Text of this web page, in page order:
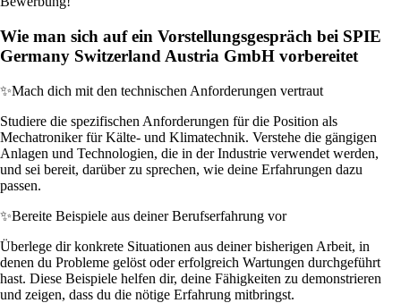
Wie man sich auf ein Vorstellungsgespräch bei SPIE
Germany Switzerland Austria GmbH vorbereitet
✨Mach dich mit den technischen Anforderungen vertraut
Studiere die spezifischen Anforderungen für die Position als
Mechatroniker für Kälte- und Klimatechnik. Verstehe die gängigen
Anlagen und Technologien, die in der Industrie verwendet werden,
und sei bereit, darüber zu sprechen, wie deine Erfahrungen dazu
passen.
✨Bereite Beispiele aus deiner Berufserfahrung vor
Überlege dir konkrete Situationen aus deiner bisherigen Arbeit, in
denen du Probleme gelöst oder erfolgreich Wartungen durchgeführt
hast. Diese Beispiele helfen dir, deine Fähigkeiten zu demonstrieren
und zeigen, dass du die nötige Erfahrung mitbringst.